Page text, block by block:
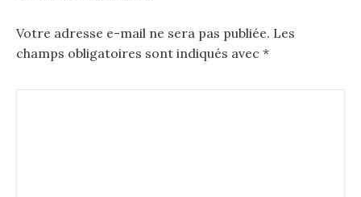
Votre adresse e-mail ne sera pas publiée. Les
champs obligatoires sont indiqués avec *